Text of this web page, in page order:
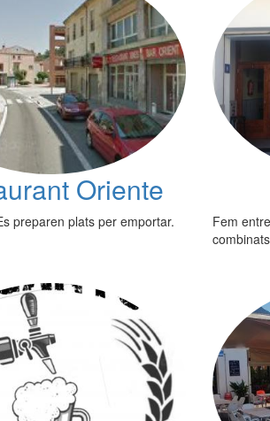
Oriente
preparen plats per emportar.
Fem